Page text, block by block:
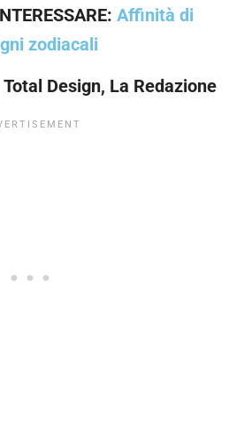
Affinità di
zodiacali
Total Design, La Redazione